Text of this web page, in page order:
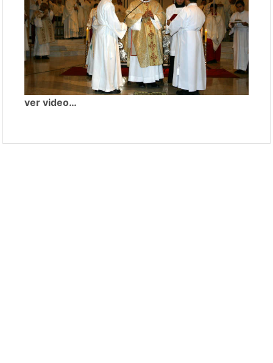
ver video…